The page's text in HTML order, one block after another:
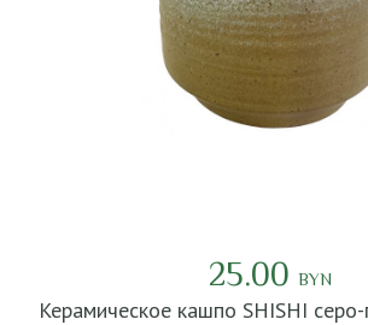
25.00 BYN
Керамическое кашпо SHISHI